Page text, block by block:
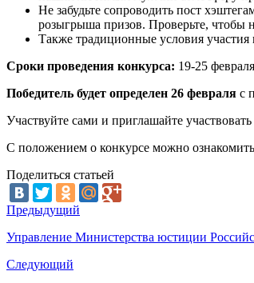
Не забудьте сопроводить пост
розыгрыша призов. Проверьте, чтобы
Также традиционные условия
Сроки проведения конкурса: 19-25
Победитель будет определен 26 февраля с
Участвуйте сами и приглашайте участвовать
С положением о конкурсе можно
Поделиться статьей
Предыдущий
Управление Министерства юстиции
Следующий